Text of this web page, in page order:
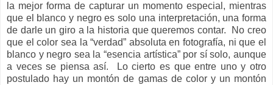
la mejor forma de capturar un momento especial, mientras
que el blanco y negro es solo una interpretación, una forma
de darle un giro a la historia que queremos contar. No creo
que el color sea la “verdad” absoluta en fotografía, ni que el
blanco y negro sea la “esencia artística” por sí solo, aunque
a veces se piensa así. Lo cierto es que entre uno y otro
postulado hay un montón de gamas de color y un montón